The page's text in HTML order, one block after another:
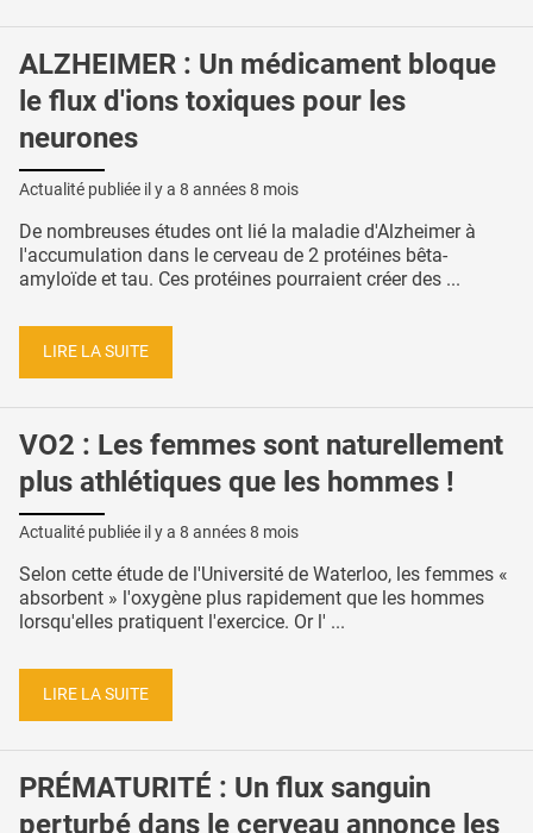
ALZHEIMER : Un médicament bloque
le flux d'ions toxiques pour les
neurones
Actualité publiée il y a 8 années 8 mois
De nombreuses études ont lié la maladie d'Alzheimer à
l'accumulation dans le cerveau de 2 protéines bêta-
amyloïde et tau. Ces protéines pourraient créer des ...
LIRE LA SUITE
VO2 : Les femmes sont naturellement
plus athlétiques que les hommes !
Actualité publiée il y a 8 années 8 mois
Selon cette étude de l'Université de Waterloo, les femmes «
absorbent » l'oxygène plus rapidement que les hommes
lorsqu'elles pratiquent l'exercice. Or l' ...
LIRE LA SUITE
PRÉMATURITÉ : Un flux sanguin
perturbé dans le cerveau annonce les